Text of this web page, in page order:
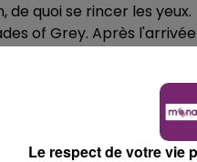
quoi se rincer les yeux.
of Grey. Après
Grey dans Fifty
signature d'un autre
plus claires).
comme
Kahn. L'acteur, que l'on
Le respect de votre vie